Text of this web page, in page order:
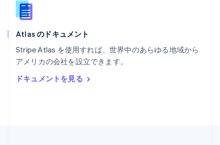
Atlas のドキュメント
Stripe Atlas を使用すれば、世界中のあらゆる地域から
アメリカの会社を設立できます。
ドキュメントを見る
Español
ラトビア
リトアニア
リヒテンシュタイン
DeutschEnglish
ルーマニア
English